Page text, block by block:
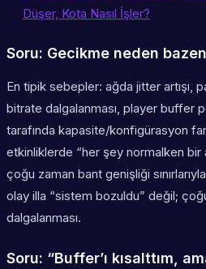
Düşer, Kota Nasıl İşler?
Soru: Gecikme neden
En tipik sebepler: ağda jitter artışı,
bitrate dalgalanması, player buffer
tarafında kapasite/konfigürasyon
etkinliklerde “her şey normalken
çoğu zaman bant genişliği
olay illa “sistem bozuldu” değil;
dalgalanması.
Soru: “Buffer’ı kısalttım,